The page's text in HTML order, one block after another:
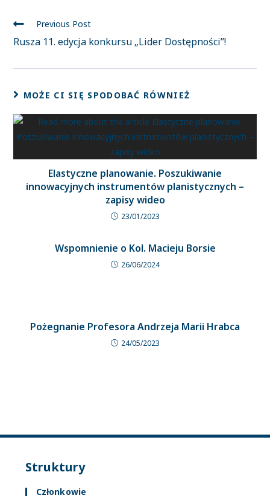
Previous Post
Rusza 11. edycja konkursu „Lider Dostępności”!
MOŻE CI SIĘ SPODOBAĆ RÓWNIEŻ
Elastyczne planowanie. Poszukiwanie
innowacyjnych instrumentów planistycznych –
zapisy wideo
23/01/2023
Wspomnienie o Kol. Macieju Borsie
26/06/2024
Pożegnanie Profesora Andrzeja Marii Hrabca
24/05/2023
Struktury
Członkowie